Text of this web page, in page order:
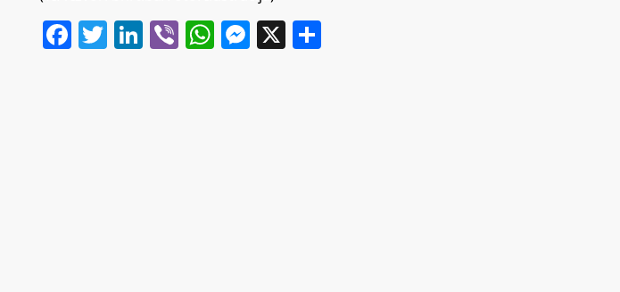
Facebook
Twitter
LinkedIn
ViberWhatsApp
Messenger
X